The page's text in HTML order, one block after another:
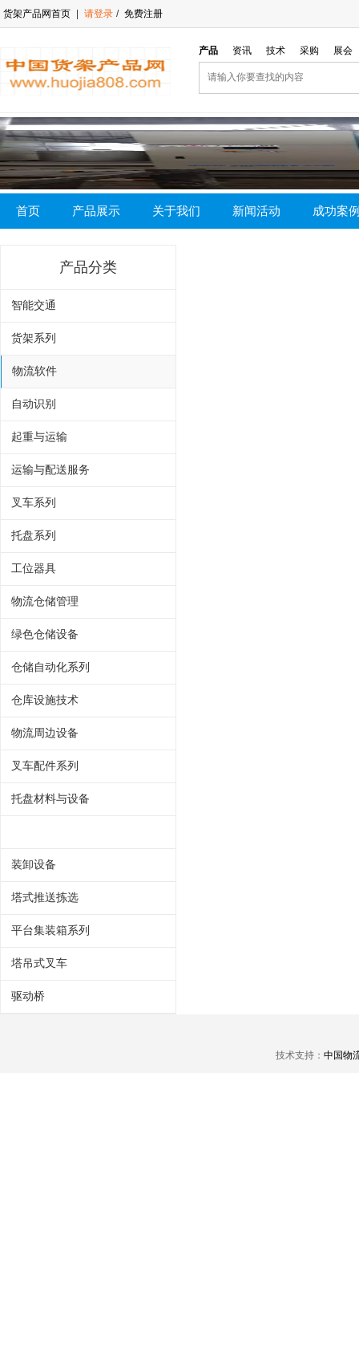
货架产品网首页 请登录 / 免费注册
产品 资讯 技术 采购 展会
首页 产品展示 关于我们 新闻活动 成功案
产品分类
智能交通
货架系列
物流软件
自动识别
起重与运输
运输与配送服务
叉车系列
托盘系列
工位器具
物流仓储管理
绿色仓储设备
仓储自动化系列
仓库设施技术
物流周边设备
叉车配件系列
托盘材料与设备
装卸设备
塔式推送拣选
平台集装箱系列
塔吊式叉车
驱动桥
技术支持： 中国物